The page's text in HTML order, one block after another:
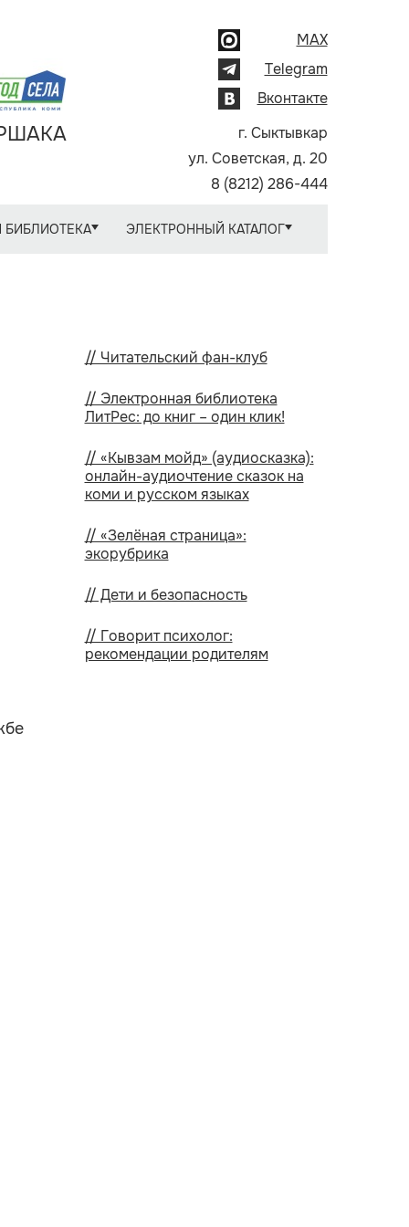
MAX
Telegram
Вконтакте
г. Сыктывкар
ул. Советская, д. 20
8 (8212) 286-444
БИБЛИОТЕКА ЭЛЕКТРОННЫЙ КАТАЛОГ
// Читательский фан-клуб
// Электронная библиотека
ЛитРес: до книг – один клик!
// «Кывзам мойд» (аудиосказка):
онлайн-аудиочтение сказок на
коми и русском языках
// «Зелёная страница»:
экорубрика
// Дети и безопасность
// Говорит психолог:
рекомендации родителям